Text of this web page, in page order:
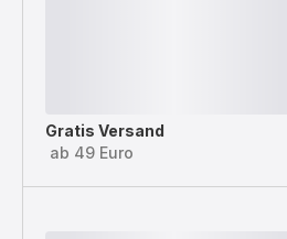
Gratis Versand
ab 49 Euro